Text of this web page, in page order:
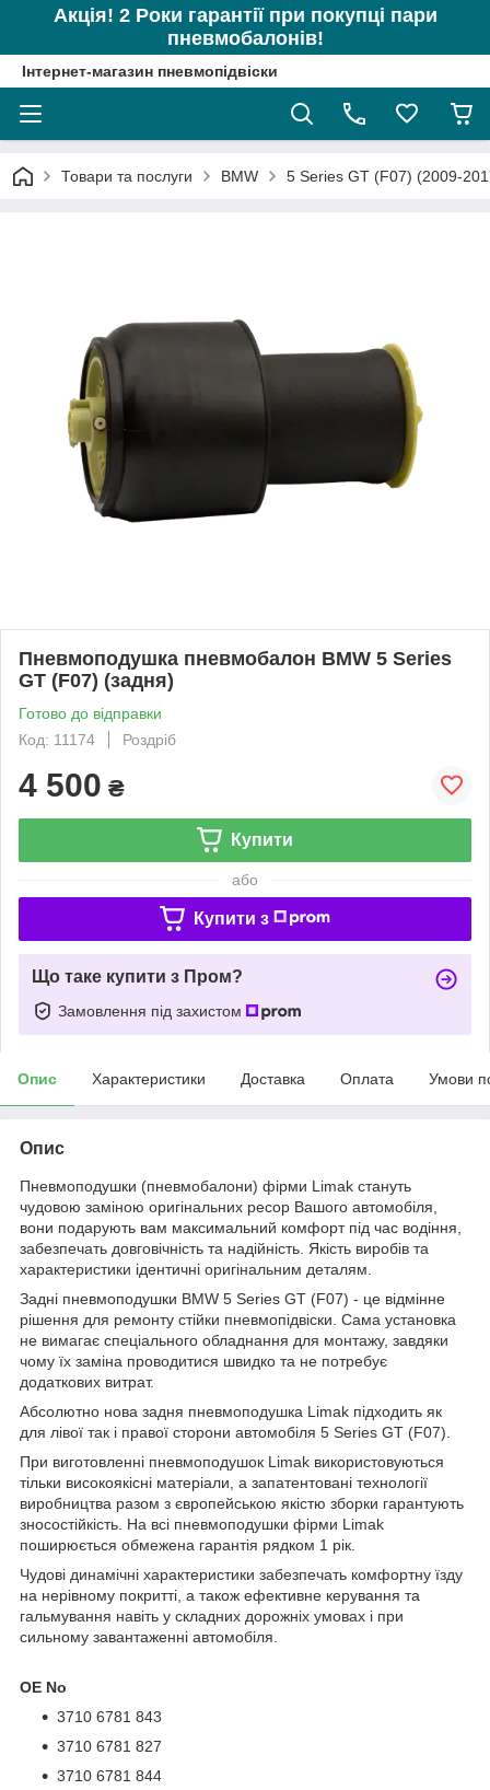
Акція! 2 Роки гарантії при покупці пари
пневмобалонів!
Інтернет-магазин пневмопідвіски
Товари та послуги BMW 5 Series GT (F07) (2009-
Пневмоподушка пневмобалон BMW 5 Series
GT (F07) (задня)
Готово до відправки
Код: 11174
Роздріб
4 500 ₴
Купити
або
Купити з
Що таке купити з Пром?
Замовлення під захистом
Опис Характеристики Доставка Оплата Умови
Опис
Пневмоподушки (пневмобалони) фірми Limak стануть
чудовою заміною оригінальних ресор Вашого автомобіля,
вони подарують вам максимальний комфорт під час водіння,
забезпечать довговічність та надійність. Якість виробів та
характеристики ідентичні оригінальним деталям.
Задні пневмоподушки BMW 5 Series GT (F07) - це відмінне
рішення для ремонту стійки пневмопідвіски. Сама установка
не вимагає спеціального обладнання для монтажу, завдяки
чому їх заміна проводитися швидко та не потребує
додаткових витрат.
Абсолютно нова задня пневмоподушка Limak підходить як
для лівої так і правої сторони автомобіля 5 Series GT (F07).
При виготовленні пневмоподушок Limak використовуються
тільки високоякісні матеріали, а запатентовані технології
виробництва разом з європейською якістю зборки гарантують
зносостійкість. На всі пневмоподушки фірми Limak
поширюється обмежена гарантія рядком 1 рік.
Чудові динамічні характеристики забезпечать комфортну їзду
на нерівному покритті, а також ефективне керування та
гальмування навіть у складних дорожніх умовах і при
сильному завантаженні автомобіля.
OE No
3710 6781 843
3710 6781 827
3710 6781 844